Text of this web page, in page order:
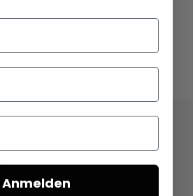
Anmelden